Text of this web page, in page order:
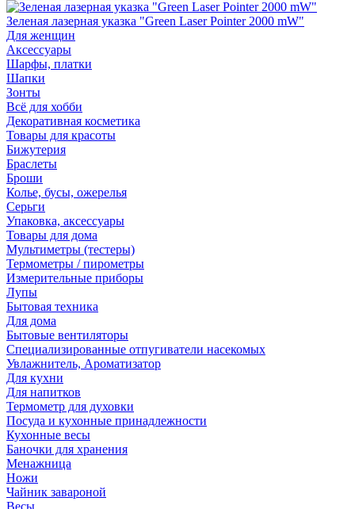
Зеленая лазерная указка "Green Laser Pointer 2000 mW"
Для женщин
Аксессуары
Шарфы, платки
Шапки
Зонты
Всё для хобби
Декоративная косметика
Товары для красоты
Бижутерия
Браслеты
Броши
Колье, бусы, ожерелья
Серьги
Упаковка, аксессуары
Товары для дома
Мультиметры (тестеры)
Термометры / пирометры
Измерительные приборы
Лупы
Бытовая техника
Для дома
Бытовые вентиляторы
Специализированные отпугиватели насекомых
Увлажнитель, Ароматизатор
Для кухни
Для напитков
Термометр для духовки
Посуда и кухонные принадлежности
Кухонные весы
Баночки для хранения
Менажница
Ножи
Чайник завароной
Весы